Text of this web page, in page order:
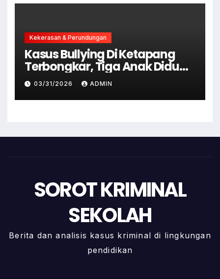
Kekerasan & Perundungan
Kasus Bullying Di Ketapang
Terbongkar, Tiga Anak Diduga
Terlibat Kini Jadi Tersangka
03/31/2026 ADMIN
SOROT KRIMINAL
SEKOLAH
Berita dan analisis kasus kriminal di lingkungan
pendidikan